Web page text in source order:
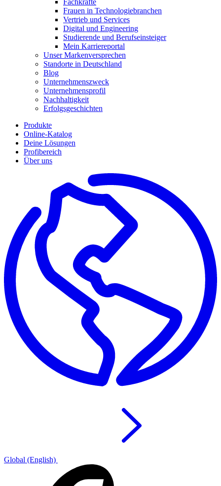
Frauen in Technologiebranchen
Vertrieb und Services
Digital und Engineering
Studierende und Berufseinsteiger
Mein Karriereportal
Unser Markenversprechen
Standorte in Deutschland
Blog
Unternehmenszweck
Unternehmensprofil
Nachhaltigkeit
Erfolgsgeschichten
Produkte
Online-Katalog
Deine Lösungen
Profibereich
Über uns
Global (English)